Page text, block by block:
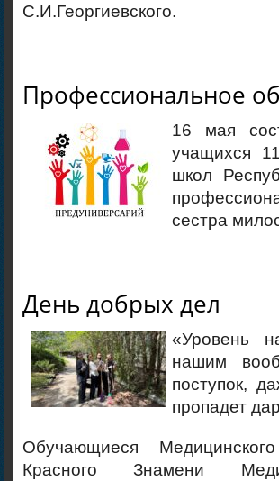
С.И.Георгиевского.
Профессиональное
16 мая
учащихся
школ
сестра
День добрых дел
«Уровень
нашим
поступок,
пропадет
Обучающиеся
Красного Знамени